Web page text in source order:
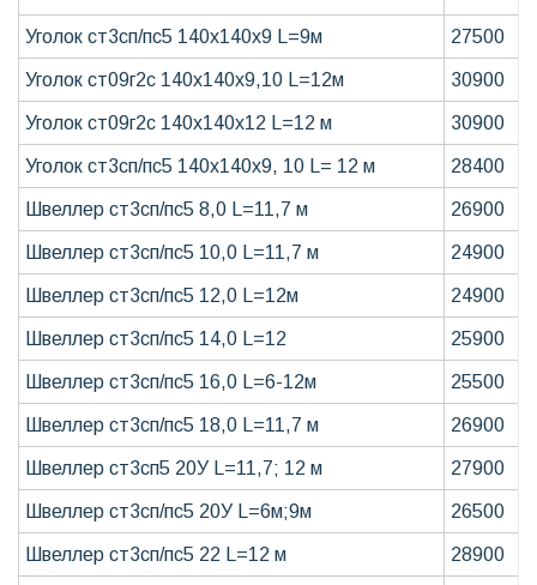
Уголок ст3сп/пс5 140х140х9 L=9м 27500
Уголок ст09г2с 140х140х9,10 L=12м 30900
Уголок ст09г2с 140х140х12 L=12 м 30900
Уголок ст3сп/пс5 140х140х9, 10 L= 12 м 28400
Швеллер ст3сп/пс5 8,0 L=11,7 м 26900
Швеллер ст3сп/пс5 10,0 L=11,7 м 24900
Швеллер ст3сп/пс5 12,0 L=12м 24900
Швеллер ст3сп/пс5 14,0 L=12 25900
Швеллер ст3сп/пс5 16,0 L=6-12м 25500
Швеллер ст3сп/пс5 18,0 L=11,7 м 26900
Швеллер cт3сп5 20У L=11,7; 12 м 27900
Швеллер ст3сп/пс5 20У L=6м;9м 26500
Швеллер ст3сп/пс5 22 L=12 м 28900